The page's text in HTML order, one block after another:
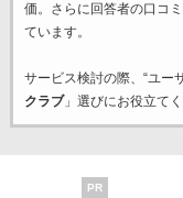
価。さらに回答者の口コ
ています。
サービス検討の際、“ユー
クラブ」選びにお役立てく
PR